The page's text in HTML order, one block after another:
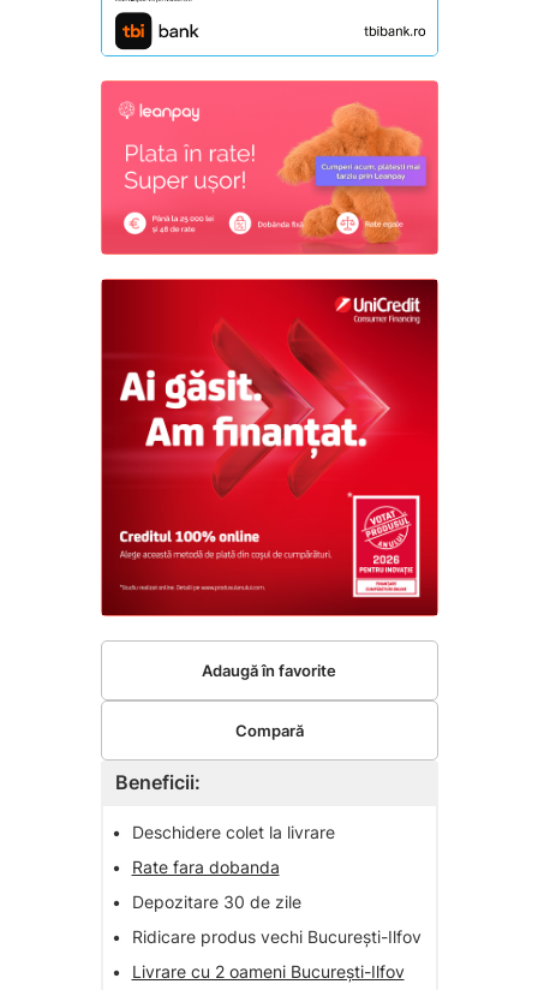
Beneficii:
•
Deschidere colet la livrare
•
Rate fara dobanda
•
Depozitare 30 de zile
•
Ridicare produs vechi București-Ilfov
•
Livrare cu 2 oameni București-Ilfov
Adaugă în favorite
Compară